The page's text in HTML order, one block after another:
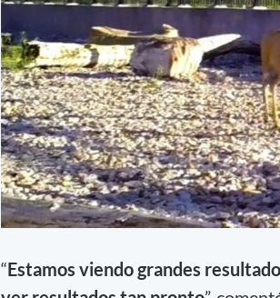
“Estamos viendo grandes